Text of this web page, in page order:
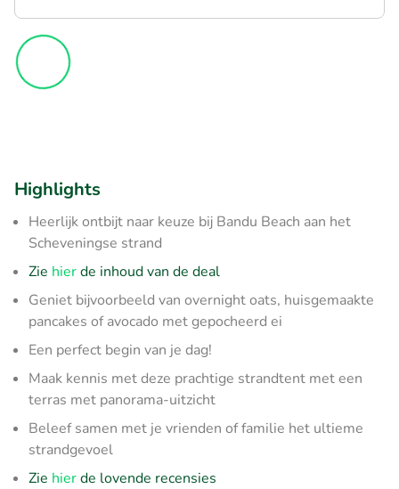
Highlights
Heerlijk ontbijt naar keuze bij Bandu Beach aan het
Scheveningse strand
Zie hierde inhoud van de deal
Geniet bijvoorbeeld van overnight oats, huisgemaakte
pancakes of avocado met gepocheerd ei
Een perfect begin van je dag!
Maak kennis met deze prachtige strandtent met een
terras met panorama-uitzicht
Beleef samen met je vrienden of familie het ultieme
strandgevoel
Zie hierde lovende recensies